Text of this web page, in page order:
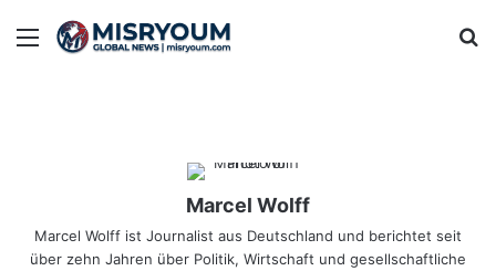
Menu
Marcel Wolff
Marcel Wolff ist Journalist aus Deutschland und berichtet seit
über zehn Jahren über Politik, Wirtschaft und gesellschaftliche